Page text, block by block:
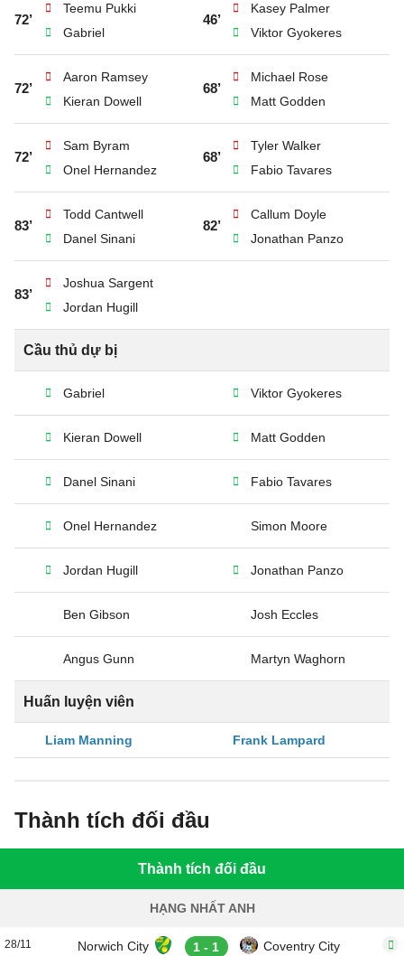
72’
Teemu Pukki
Gabriel
46’
Kasey Palmer
Viktor Gyokeres
72’
Aaron Ramsey
Kieran Dowell
68’
Michael Rose
Matt Godden
72’
Sam Byram
Onel Hernandez
68’
Tyler Walker
Fabio Tavares
83’
Todd Cantwell
Danel Sinani
82’
Callum Doyle
Jonathan Panzo
83’
Joshua Sargent
Jordan Hugill
Cầu thủ dự bị
Gabriel Viktor Gyokeres
Kieran Dowell Matt Godden
Danel Sinani Fabio Tavares
Onel Hernandez Simon Moore
Jordan Hugill Jonathan Panzo
Ben Gibson Josh Eccles
Angus Gunn Martyn Waghorn
Huấn luyện viên
Liam Manning Frank Lampard
Thành tích đối đầu
Thành tích đối đầu
HẠNG NHẤT ANH
28/11
Norwich City 1 - 1 Coventry City